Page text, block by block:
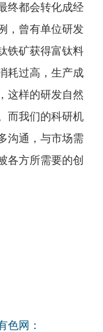
终都会转化成经
，曾有单位研发
铁矿获得富钛料
耗过高，生产成
这样的研发自然
而我们的科研机
沟通，与市场需
各方所需要的创
色网：